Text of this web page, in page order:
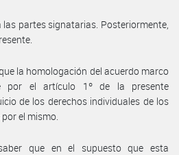
las partes signatarias. Posteriormente,
la homologación del acuerdo marco
por el artículo 1º de la presente
de los derechos individuales de los
el mismo.
que en el supuesto que esta